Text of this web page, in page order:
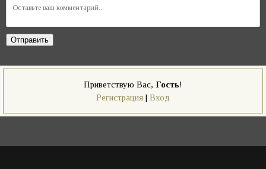
Отправить
Приветствую Вас, Гость!
Регистрация | Вход